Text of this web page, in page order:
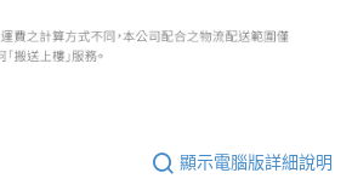
顯示電腦版詳細說明